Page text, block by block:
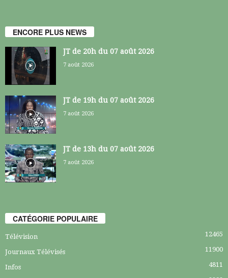
ENCORE PLUS NEWS
JT de 20h du 07 août 2026
7 août 2026
JT de 19h du 07 août 2026
7 août 2026
JT de 13h du 07 août 2026
7 août 2026
CATÉGORIE POPULAIRE
Télévision 12465
Journaux Télévisés 11900
Infos
4811